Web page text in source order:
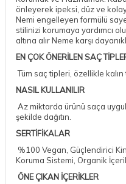
önleyerek ipeksi, düz ve
Nemi engelleyen formülü
stilinizi korumaya yardımcı
altına alır Neme karşı
EN ÇOK ÖNERİLEN SAÇ
Tüm saç tipleri, özellikle
NASIL KULLANILIR
Az miktarda ürünü saça
şekilde dağıtın.
SERTİFİKALAR
%100 Vegan, Güçlendirici
Koruma Sistemi, Organik
ÖNE ÇIKAN İÇERİKLER